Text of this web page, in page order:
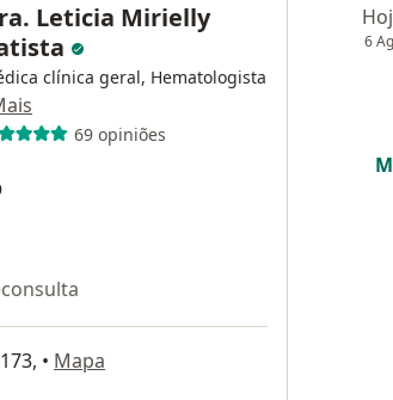
Leticia Mirielly
clínica geral, Hematologista
69 opiniões
• Mapa
6